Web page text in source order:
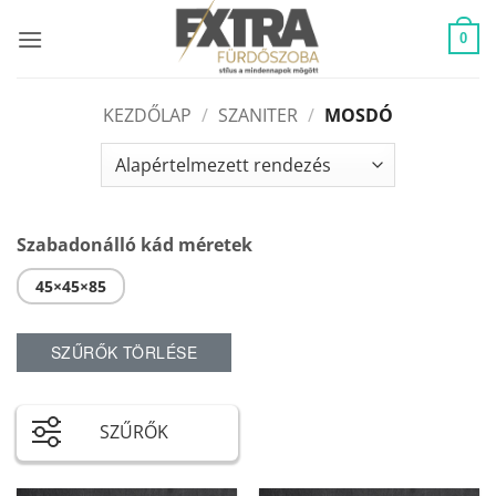
0
KEZDŐLAP / SZANITER / MOSDÓ
Szabadonálló kád méretek
45×45×85
SZŰRŐK TÖRLÉSE
SZŰRŐK